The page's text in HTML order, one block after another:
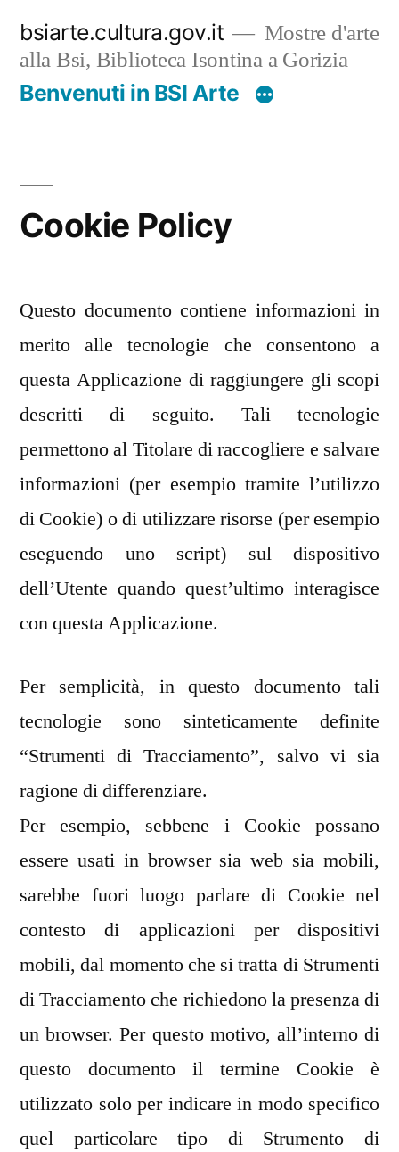
contenuto
bsiarte.cultura.gov.it
Mostre d'arte
alla Bsi, Biblioteca Isontina a Gorizia
Benvenuti in BSI Arte
Cookie Policy
Questo documento contiene informazioni in
merito alle tecnologie che consentono a
questa Applicazione di raggiungere gli scopi
descritti di seguito. Tali tecnologie
permettono al Titolare di raccogliere e salvare
informazioni (per esempio tramite l’utilizzo
di Cookie) o di utilizzare risorse (per esempio
eseguendo uno script) sul dispositivo
dell’Utente quando quest’ultimo interagisce
con questa Applicazione.
Per semplicità, in questo documento tali
tecnologie sono sinteticamente definite
“Strumenti di Tracciamento”, salvo vi sia
ragione di differenziare.
Per esempio, sebbene i Cookie possano
essere usati in browser sia web sia mobili,
sarebbe fuori luogo parlare di Cookie nel
contesto di applicazioni per dispositivi
mobili, dal momento che si tratta di Strumenti
di Tracciamento che richiedono la presenza di
un browser. Per questo motivo, all’interno di
questo documento il termine Cookie è
utilizzato solo per indicare in modo specifico
quel particolare tipo di Strumento di